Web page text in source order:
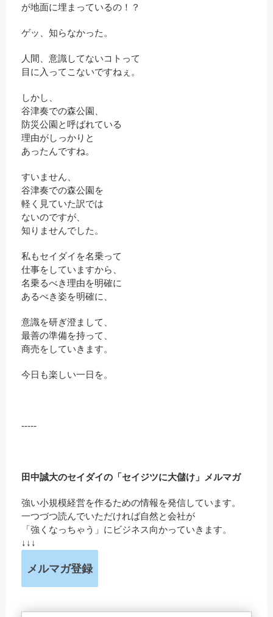
が地面に埋まっているの！？
ゲッ、知らなかった。
人間、意識してないコトって
目に入ってこないですねぇ。
しかし、
谷津奏での森公園、
防災公園と呼ばれている
理由がしっかりと
あったんですね。
すいません、
谷津奏での森公園を
軽く見ていた訳では
ないのですが、
知りませんでした。
私もセイダイを名乗って
仕事をしていますから、
名乗るべき理由を明確に
あるべき姿を明確に、
意識を研ぎ澄まして、
最善の準備を持って、
商売をしていきます。
今日も楽しい一日を。
-----
田中誠大のセイダイの「セイジツに大儲け」メルマガ
強い小規模経営を作るための情報を発信しています。
一つづつ読んでいただければ自然と会社が
「強くなっちゃう」にビジネス向かっていきます。
↓↓↓
メルマガ登録